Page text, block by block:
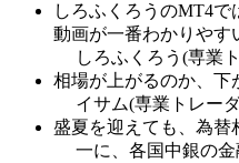
しろふくろうのMT4
動画が一番わかりやす
しろふくろう(専業
相場が上がるのか、下
イサム(専業トレー
盛夏を迎えても、為替
一に、各国中銀の金